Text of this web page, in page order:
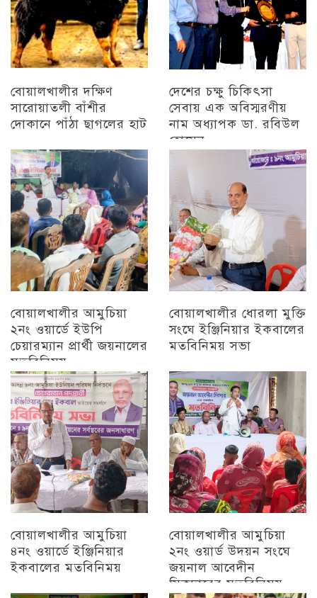
বোয়ালখালীর দক্ষিণ
সারোয়াতলী বাঁশীর
দোকানে পাঁঠা ছাগলের হাট
চট্টগ্রাম
দেশের চক্ষু চিকিৎসা
সেবায় এক অবিস্মরণীয়
নাম অধ্যাপক ডা. রবিউল
হোসেন
বোয়ালখালীর আমুচিয়া
২নং ওয়ার্ডে ইউপি
চেয়ারম্যান প্রার্থী জয়নালের
মতবিনিময়
চট্টগ্রাম
বোয়ালখালীর ধোরলা মুক্তি
সংঘে ইঞ্জিনিয়ার ইকবালের
মতবিনিময় সভা
চট্টগ্রাম
বোয়ালখালীর আমুচিয়া
৪নং ওয়ার্ডে ইঞ্জিনিয়ার
ইকবালের মতবিনিময়
চট্টগ্রাম
বোয়ালখালীর আমুচিয়া
২নং ওয়ার্ড উদয়ন সংঘে
জয়নাল আবেদীন
সিকদারের মতবিনিময়